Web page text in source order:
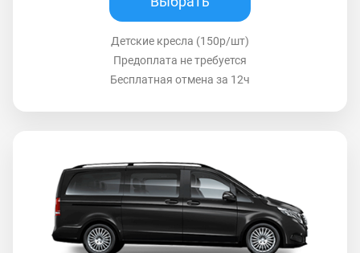
Детские кресла (150р/шт)
Предоплата не требуется
Бесплатная отмена за 12ч